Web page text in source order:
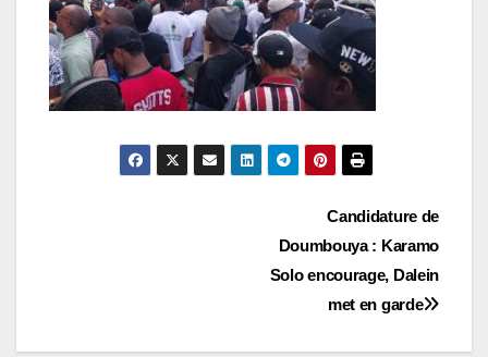
Candidature de
Doumbouya : Karamo
Solo encourage, Dalein
met en garde